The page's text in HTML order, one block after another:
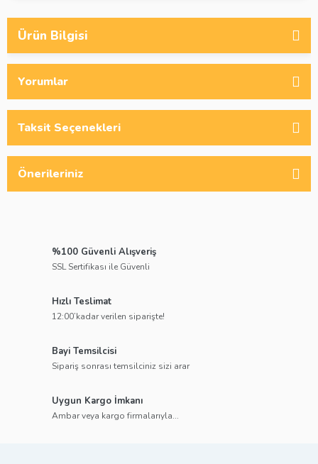
Ürün Bilgisi
Yorumlar
Taksit Seçenekleri
Önerileriniz
%100 Güvenli Alışveriş
SSL Sertifikası ile Güvenli
Hızlı Teslimat
12:00’kadar verilen siparişte!
Bayi Temsilcisi
Sipariş sonrası temsilciniz sizi arar
Uygun Kargo İmkanı
Ambar veya kargo firmalarıyla...